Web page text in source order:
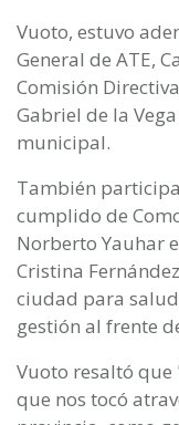
Vuoto, estuvo
General de ATE,
Comisión
Gabriel de la
municipal.
También
cumplido de
Norberto Yauhar
Cristina
ciudad para
gestión al frente
Vuoto resaltó
que nos tocó